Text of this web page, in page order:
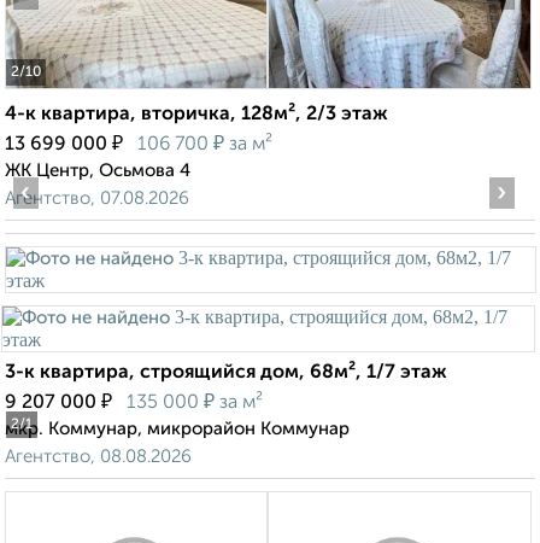
2/10
4-к квартира, вторичка, 128м², 2/3 этаж
13 699 000 ₽ 106 700 ₽ за м²
ЖК Центр, Осьмова 4
Агентство, 07.08.2026
2/1
‹ ›
3-к квартира, строящийся дом, 68м², 1/7 этаж
9 207 000 ₽ 135 000 ₽ за м²
мкр. Коммунар, микрорайон Коммунар
Агентство, 08.08.2026